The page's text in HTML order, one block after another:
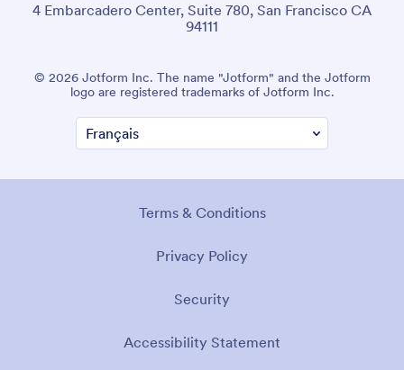
4 Embarcadero Center, Suite 780, San Francisco CA
94111
© 2026 Jotform Inc. The name "Jotform" and the Jotform
logo are registered trademarks of Jotform Inc.
Terms & Conditions
Privacy Policy
Security
Accessibility Statement